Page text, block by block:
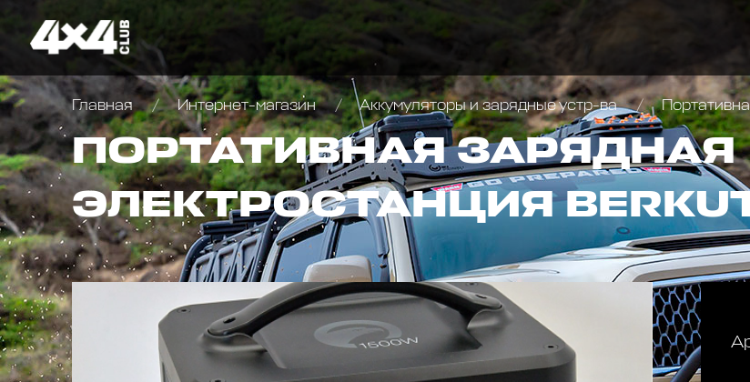
Главная Интернет-магазин Аккумуляторы и зарядные устр-ва
ПОРТАТИВНАЯ ЗАРЯДНАЯ
ЭЛЕКТРОСТАНЦИЯ